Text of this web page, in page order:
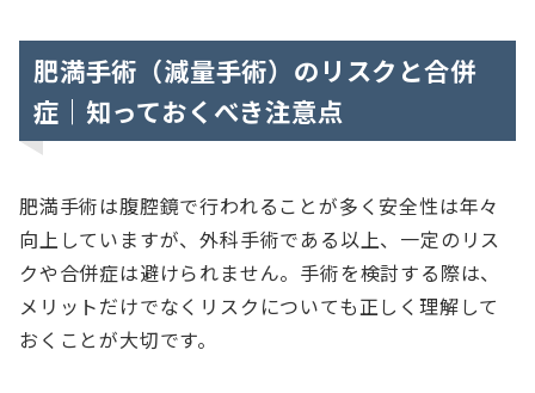
肥満手術（減量手術）のリスクと合併
症｜知っておくべき注意点
肥満手術は腹腔鏡で行われることが多く安全性は年々
向上していますが、外科手術である以上、一定のリス
クや合併症は避けられません。手術を検討する際は、
メリットだけでなくリスクについても正しく理解して
おくことが大切です。